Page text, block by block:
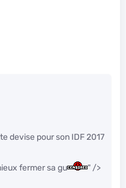
devise pour son IDF 2017
fermer sa gu " />